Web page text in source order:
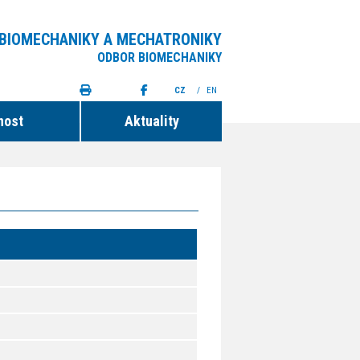
A MECHATRONIKY
ODBOR BIOMECHANIKY
Aktuality
CZ / EN